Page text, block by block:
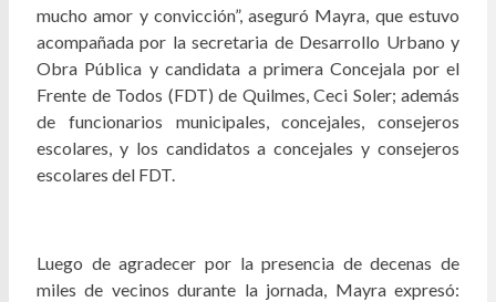
mucho amor y convicción”, aseguró Mayra, que estuvo
acompañada por la secretaria de Desarrollo Urbano y
Obra Pública y candidata a primera Concejala por el
Frente de Todos (FDT) de Quilmes, Ceci Soler; además
de funcionarios municipales, concejales, consejeros
escolares, y los candidatos a concejales y consejeros
escolares del FDT.
Luego de agradecer por la presencia de decenas de
miles de vecinos durante la jornada, Mayra expresó: